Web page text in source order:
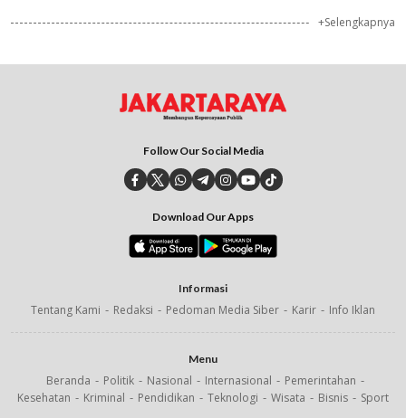
+Selengkapnya
Follow Our Social Media
Download Our Apps
Informasi
Tentang Kami Redaksi Pedoman Media Siber Karir Info Iklan
Menu
Beranda Politik Nasional Internasional
Pemerintahan
Kesehatan
Kriminal Pendidikan Teknologi Wisata Bisnis Sport